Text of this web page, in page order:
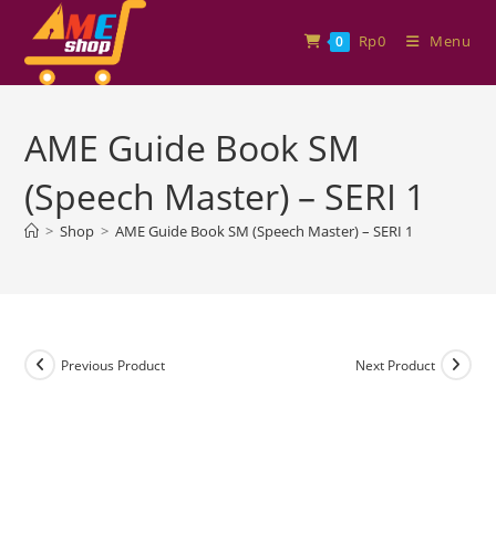
0 Rp0 Menu
AME Guide Book SM
(Speech Master) – SERI 1
> Shop > AME Guide Book SM (Speech Master) – SERI 1
Previous Product Next Product